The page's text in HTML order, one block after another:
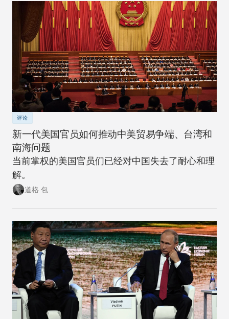
评论
新一代美国官员如何推动中美贸易争端、台湾和
南海问题
当前掌权的美国官员们已经对中国失去了耐心和理
解。
道格 包